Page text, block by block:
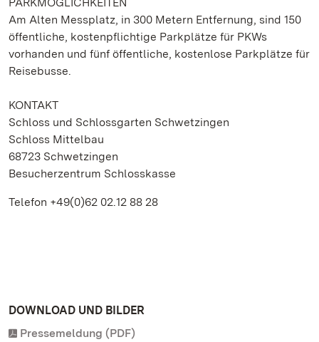
Am Alten Messplatz, in 300 Metern Entfernung, sind 150
öffentliche, kostenpflichtige Parkplätze für PKWs
vorhanden und fünf öffentliche, kostenlose Parkplätze für
Reisebusse.
KONTAKT
Schloss und Schlossgarten Schwetzingen
Schloss Mittelbau
68723 Schwetzingen
Besucherzentrum Schlosskasse
Telefon +49(0)62 02.12 88 28
DOWNLOAD UND BILDER
Pressemeldung (PDF)